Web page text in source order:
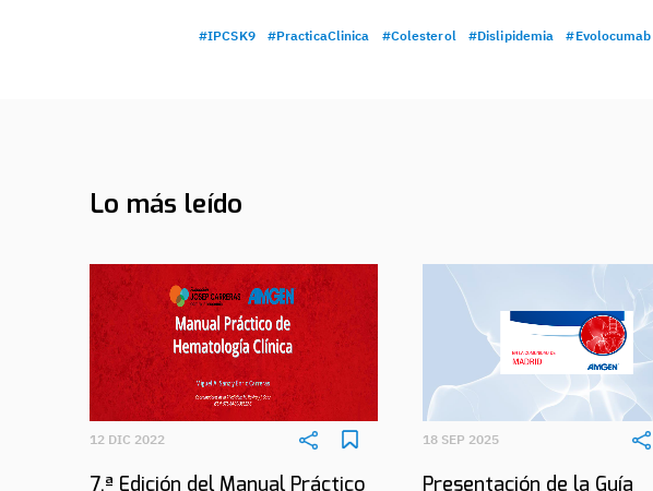
#IPCSK9 #PracticaClinica #Colesterol #Dislipidemia #Evolocumab
Lo más leído
12 DIC 2022
7.ª Edición del Manual Práctico
18 SEP 2025
Presentación de la Guía